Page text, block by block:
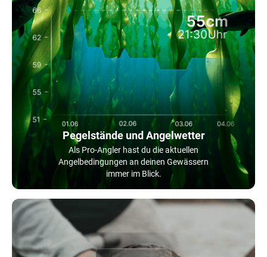
Pegelstände und Angelwetter
Als Pro-Angler hast du die aktuellen
Angelbedingungen an deinen Gewässern
immer im Blick.